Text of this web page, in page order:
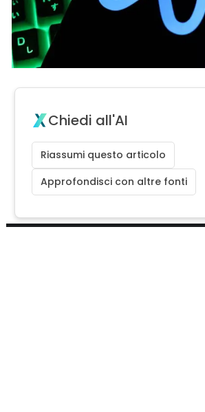
Chiedi all'AI
Riassumi questo articolo
Approfondisci con altre fonti